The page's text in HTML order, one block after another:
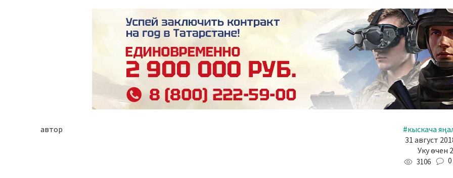
автор
#кыскача
31 август
Уку өчен
3106 0